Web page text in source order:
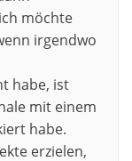
möchte
irgendwo
habe, ist
mit einem
habe.
erzielen,